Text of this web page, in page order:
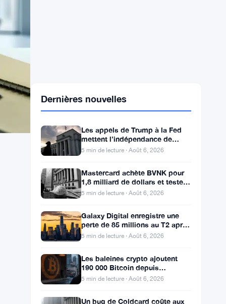
Les appels de Trump à la Fed
Kevin Warsh en jeu
5 min de lecture · Août 6, 2026
Mastercard achète BVNK pour
conformité des stablecoins
5 min de lecture · Août 6, 2026